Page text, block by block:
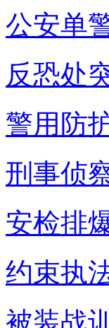
公安单
反恐处
警用防
刑事侦
安检排
约束执